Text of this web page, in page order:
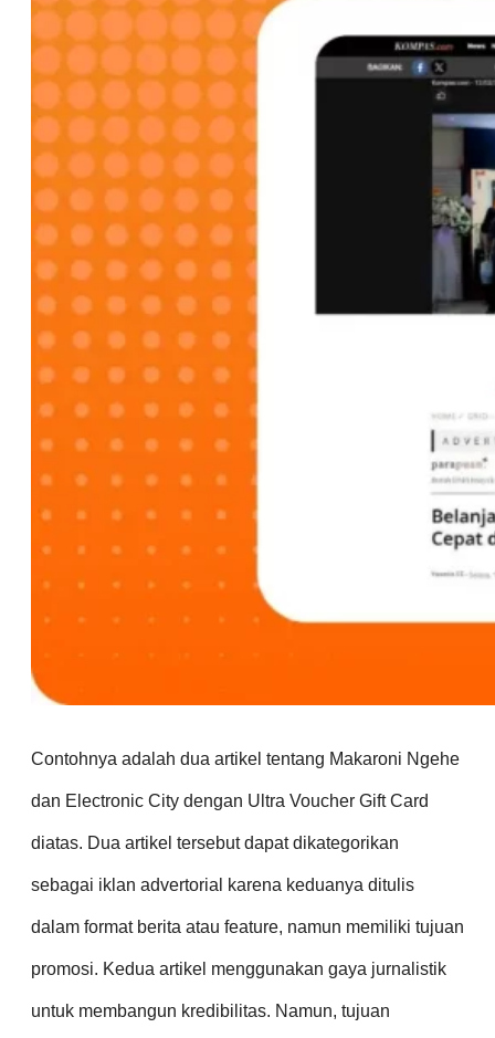
Contohnya adalah dua artikel tentang Makaroni Ngehe
dan Electronic City dengan Ultra Voucher Gift Card
diatas. Dua artikel tersebut dapat dikategorikan
sebagai iklan advertorial karena keduanya ditulis
dalam format berita atau feature, namun memiliki tujuan
promosi. Kedua artikel menggunakan gaya jurnalistik
untuk membangun kredibilitas. Namun, tujuan